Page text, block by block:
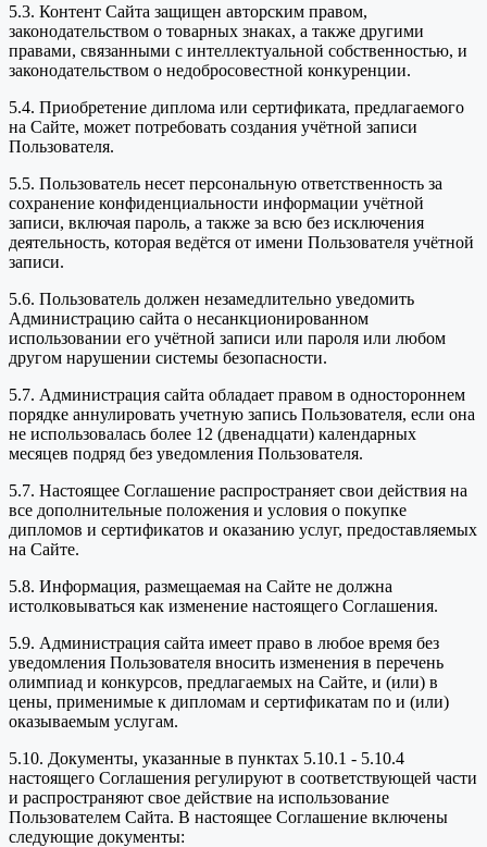
5.3. Контент Сайта защищен авторским правом,
законодательством о товарных знаках, а также другими
правами, связанными с интеллектуальной собственностью, и
законодательством о недобросовестной конкуренции.
5.4. Приобретение диплома или сертификата, предлагаемого
на Сайте, может потребовать создания учётной записи
Пользователя.
5.5. Пользователь несет персональную ответственность за
сохранение конфиденциальности информации учётной
записи, включая пароль, а также за всю без исключения
деятельность, которая ведётся от имени Пользователя учётной
записи.
5.6. Пользователь должен незамедлительно уведомить
Администрацию сайта о несанкционированном
использовании его учётной записи или пароля или любом
другом нарушении системы безопасности.
5.7. Администрация сайта обладает правом в одностороннем
порядке аннулировать учетную запись Пользователя, если она
не использовалась более 12 (двенадцати) календарных
месяцев подряд без уведомления Пользователя.
5.7. Настоящее Соглашение распространяет свои действия на
все дополнительные положения и условия о покупке
дипломов и сертификатов и оказанию услуг, предоставляемых
на Сайте.
5.8. Информация, размещаемая на Сайте не должна
истолковываться как изменение настоящего Соглашения.
5.9. Администрация сайта имеет право в любое время без
уведомления Пользователя вносить изменения в перечень
олимпиад и конкурсов, предлагаемых на Сайте, и (или) в
цены, применимые к дипломам и сертификатам по и (или)
оказываемым услугам.
5.10. Документы, указанные в пунктах 5.10.1 - 5.10.4
настоящего Соглашения регулируют в соответствующей части
и распространяют свое действие на использование
Пользователем Сайта. В настоящее Соглашение включены
следующие документы: